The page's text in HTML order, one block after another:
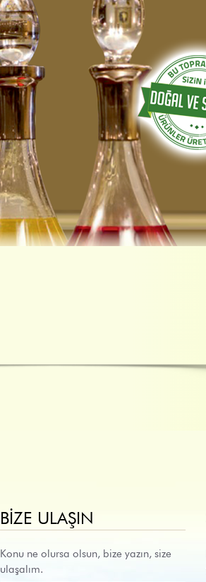
BIZE ULAŞIN
Konu ne olursa olsun, bize yazın, size
ulaşalım.